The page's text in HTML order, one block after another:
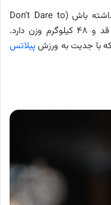
سال ۲۰۱۶ با سریال جرائت رویا پردازی نداشته باش (Don’t Dare to
Dream) به شهرت رسید و ۱۷۰ سانتیمتر قد و‌ ۴۸ کیلوگرم وزن دارد.
پیلاتس